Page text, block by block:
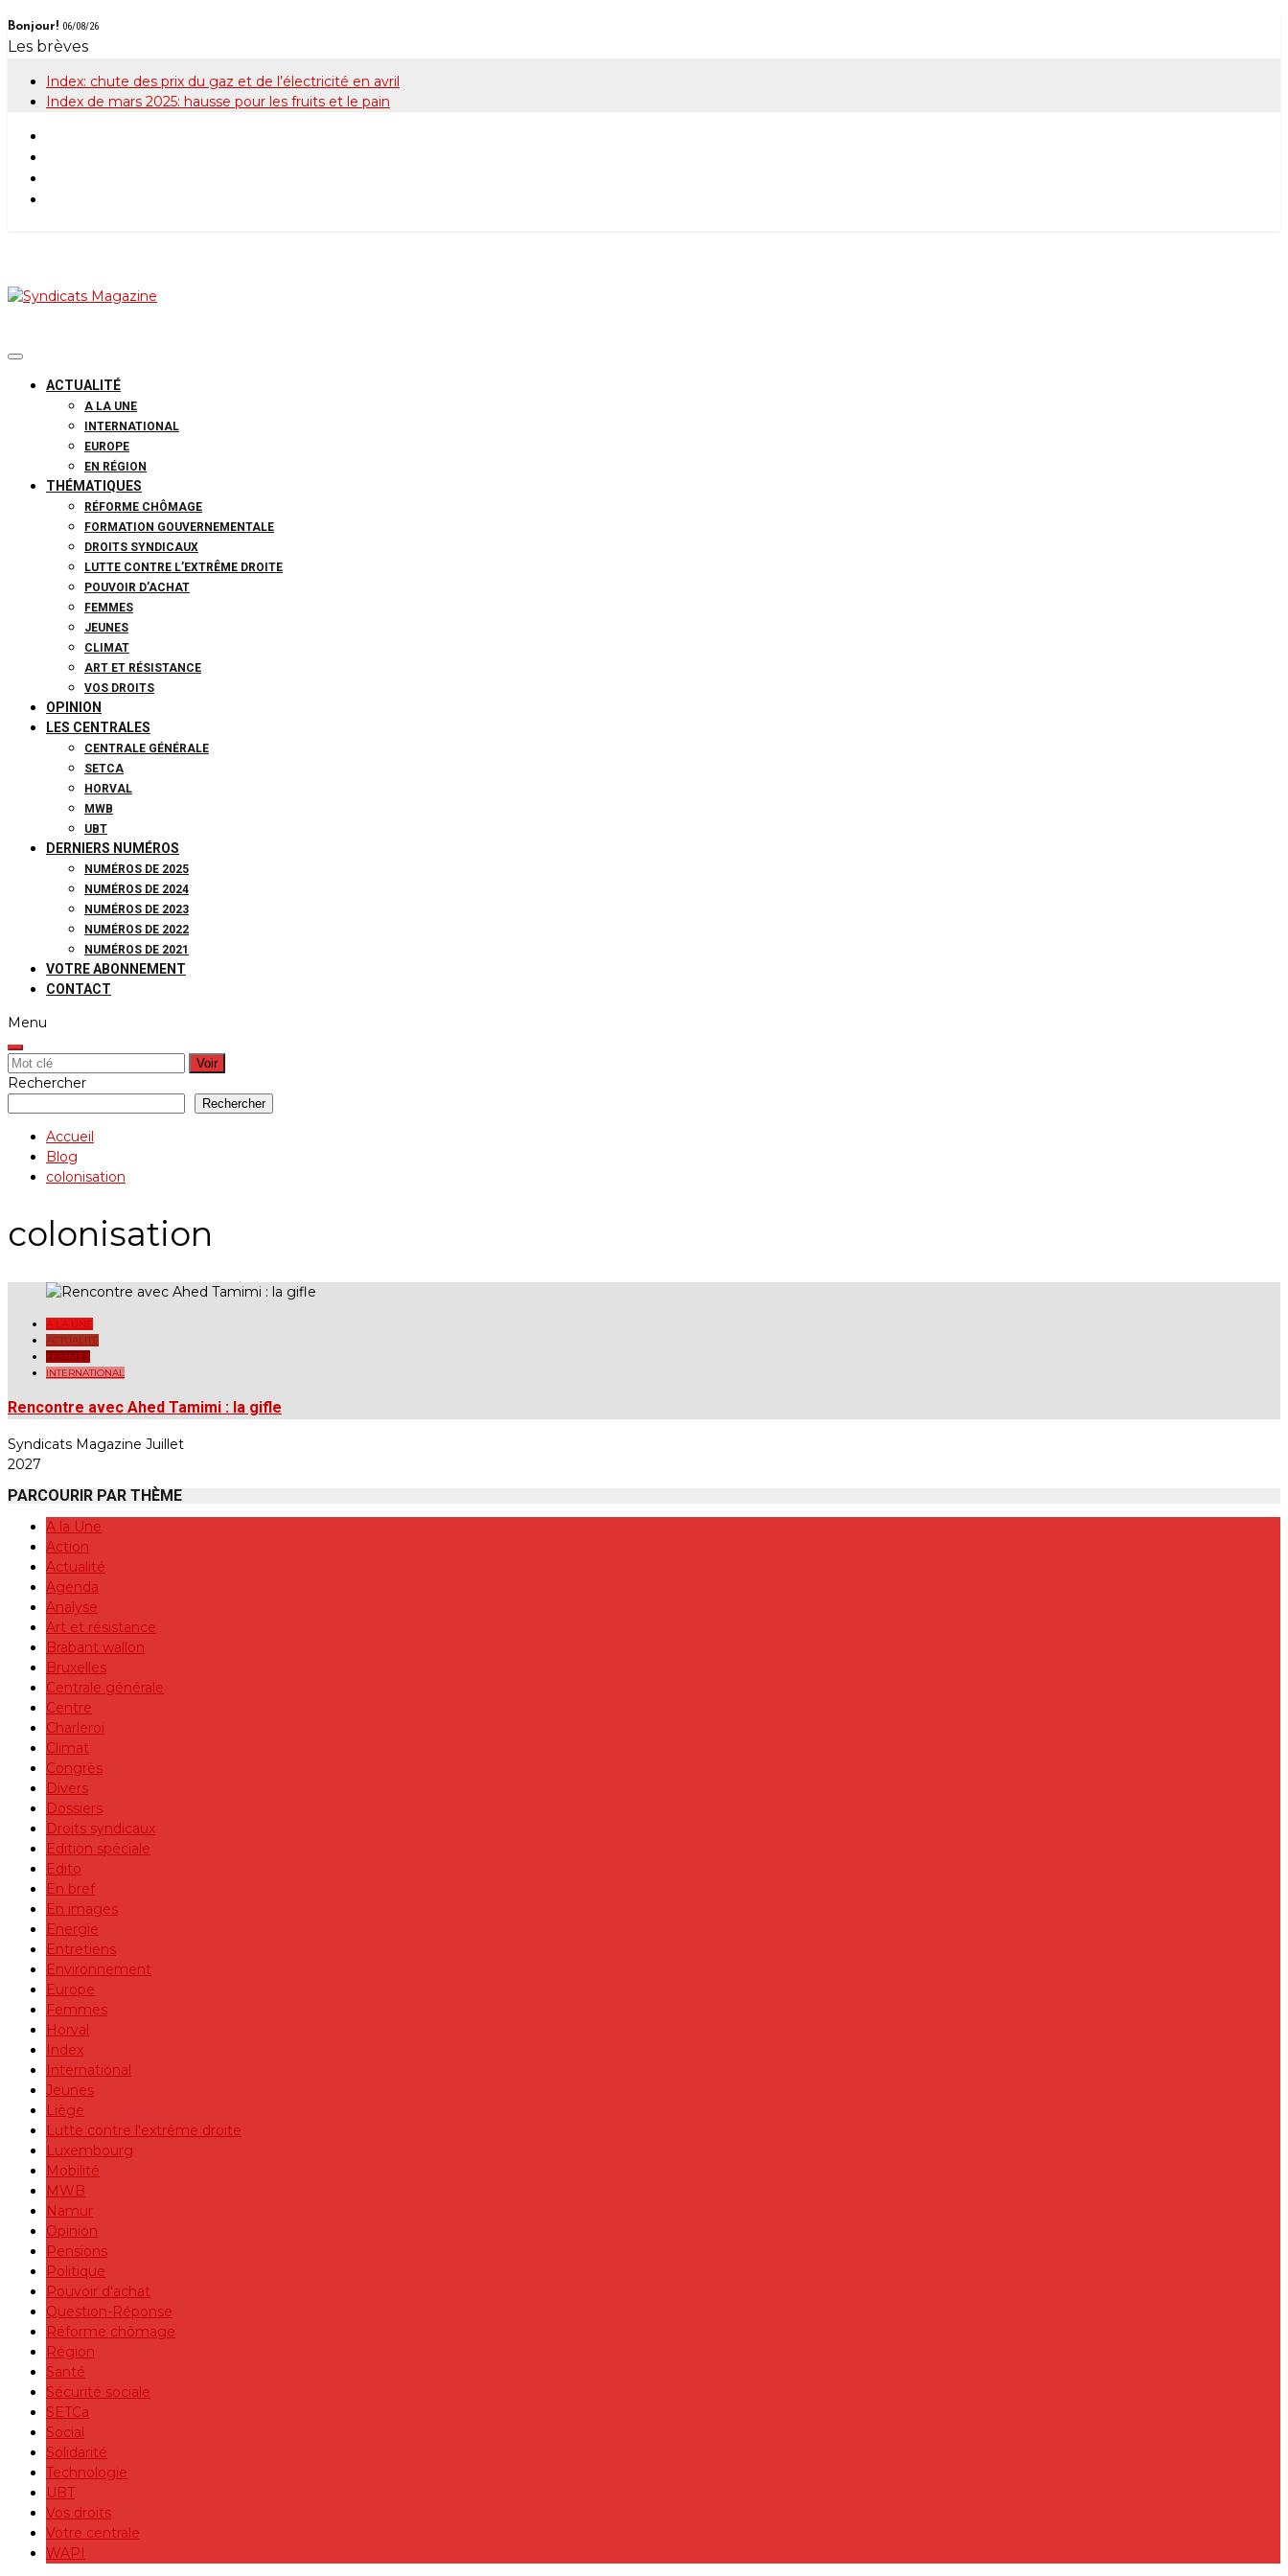
Skip
to
content
Bonjour! 06/08/26
Les brèves
Index: chute des prix du gaz et de l’électricité en avril
Index de mars 2025: hausse pour les fruits et le pain
ACTUALITÉ
A LA UNE
INTERNATIONAL
EUROPE
EN RÉGION
THÉMATIQUES
RÉFORME CHÔMAGE
FORMATION GOUVERNEMENTALE
DROITS SYNDICAUX
LUTTE CONTRE L’EXTRÊME DROITE
POUVOIR D’ACHAT
FEMMES
JEUNES
CLIMAT
ART ET RÉSISTANCE
VOS DROITS
OPINION
LES CENTRALES
CENTRALE GÉNÉRALE
SETCA
HORVAL
MWB
UBT
DERNIERS NUMÉROS
NUMÉROS DE 2025
NUMÉROS DE 2024
NUMÉROS DE 2023
NUMÉROS DE 2022
NUMÉROS DE 2021
VOTRE ABONNEMENT
CONTACT
Menu
Rechercher:
Rechercher
Rechercher
Accueil
Blog
colonisation
colonisation
ACTUALITÉ
FEMMES
INTERNATIONAL
Rencontre avec Ahed Tamimi : la gifle
Syndicats Magazine Juillet
2027
PARCOURIR PAR THÈME
A la Une
Action
Actualité
Agenda
Analyse
Art et résistance
Brabant wallon
Bruxelles
Centrale générale
Centre
Charleroi
Climat
Congrès
Divers
Dossiers
Droits syndicaux
Edition spéciale
Edito
En bref
En images
Energie
Entretiens
Environnement
Europe
Femmes
Horval
Index
International
Jeunes
Liège
Lutte contre l'extrême droite
Luxembourg
Mobilité
MWB
Namur
Opinion
Pensions
Politique
Pouvoir d'achat
Question-Réponse
Réforme chômage
Région
Santé
Sécurité sociale
SETCa
Social
Solidarité
Technologie
UBT
Vos droits
Votre centrale
WAPI